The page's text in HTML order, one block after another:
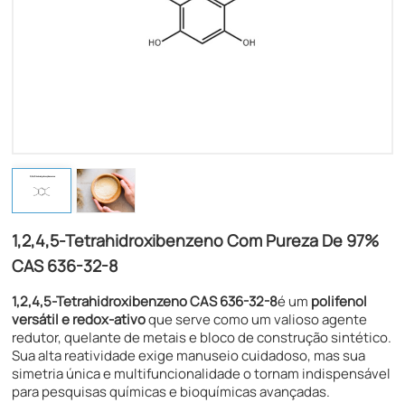
1,2,4,5-Tetrahidroxibenzeno Com Pureza De 97%
CAS 636-32-8
1,2,4,5-Tetrahidroxibenzeno​ CAS 636-32-8é um polifenol
versátil e redox-ativoque serve como um valioso agente
redutor, quelante de metais e bloco de construção sintético.
Sua alta reatividade exige manuseio cuidadoso, mas sua
simetria única e multifuncionalidade o tornam indispensável
para pesquisas químicas e bioquímicas avançadas.